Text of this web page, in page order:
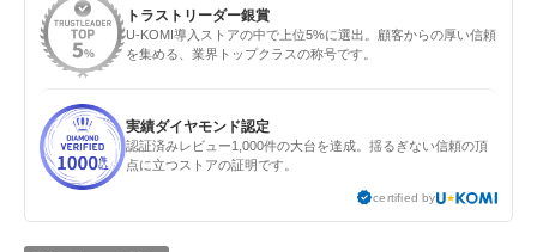
トラストリーダー銀賞
U-KOMI導入ストアの中で上位5%に選出。顧客からの厚い信頼
を集める、業界トップクラスの称号です。
実績ダイヤモンド認定
認証済みレビュー1,000件の大台を達成。揺るぎない信頼の頂
点に立つストアの証明です。
certified by